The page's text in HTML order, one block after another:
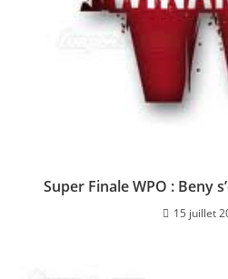
Super Finale WPO : Beny
15 juillet